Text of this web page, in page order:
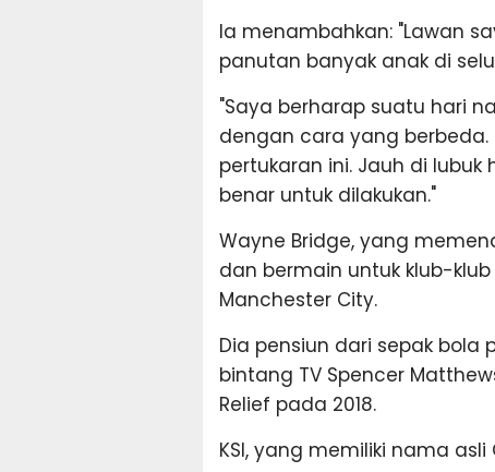
Ia menambahkan: "Lawan
panutan banyak anak di
"Saya berharap suatu hari
dengan cara yang
pertukaran ini. Jauh di
benar untuk dilakukan."
Wayne Bridge, yang
dan bermain untuk klub-
Manchester City.
Dia pensiun dari sepak bola
bintang TV Spencer
Relief pada 2018.
KSI, yang memiliki nama